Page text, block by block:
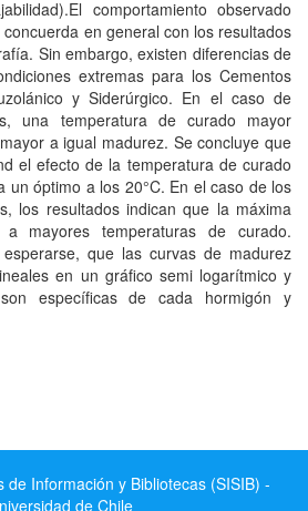
comportamiento observado
en general con los resultados
Sin embargo, existen diferencias de
extremas para los Cementos
y Siderúrgico. En el caso de
una temperatura de curado mayor
a igual madurez. Se concluye que
el efecto de la temperatura de curado
un óptimo a los 20°C. En el caso de los
los resultados indican que la máxima
mayores temperaturas de curado.
que las curvas de madurez
en un gráfico semi logarítmico y
específicas de cada hormigón y
de Información y Bibliotecas (SISIB) -
de Chile